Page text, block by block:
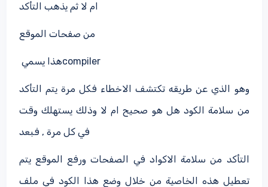
ام لا ثم يذهب التأكد
من صفحات الموقع
هذا يسميcompiler
وهو الذي عن طريقه تكتشف الاخطاء فكل مرة يتم التأكد
من سلامة الكود هل هو صحيح ام لا وذلك يستهلك وقت
في كل مرة , فبعد
التأكد من سلامة الاكواد في الصفحات ورفع الموقع يتم
تعطيل هذه الخاصية من خلال وضع هذا الكود في ملف